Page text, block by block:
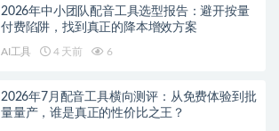
2026年中小团队配音工具选型报告：避开按量
付费陷阱，找到真正的降本增效方案
AI工具 4 天前 6
2026年7月配音工具横向测评：从免费体验到批
量量产，谁是真正的性价比之王？